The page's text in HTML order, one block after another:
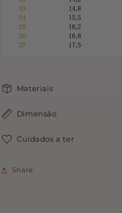
Materiais
Dimensão
Cuidados a ter
Share